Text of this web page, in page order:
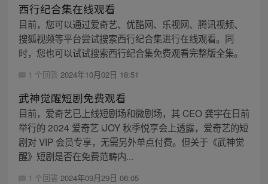
西行纪合集在线观看
目前，您可以通过爱奇艺、优酷网、乐视网、腾讯视频、
搜狐视频等平台尝试搜索西行纪合集进行在线观看。同
时，您也可以试试搜索西行纪合集免费观看完整版全集。
1 个回答 2024年10月02日 18:51
武神觉醒短剧免费观看
目前，爱奇艺已上线短剧场和微剧场，其 CEO 龚宇在日前
举行的 2024 爱奇艺 iJOY 秋季悦享会上透露，爱奇艺的短
剧对 VIP 会员专享，无需另外单点付费。但关于《武神觉
醒》短剧是否在免费范畴内...
1 个回答 2024年09月29日 06:05